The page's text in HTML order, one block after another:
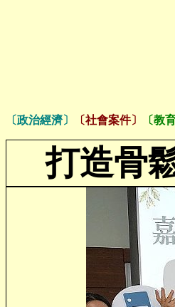
〔政治經濟〕 〔社會案件〕 〔教
打造骨